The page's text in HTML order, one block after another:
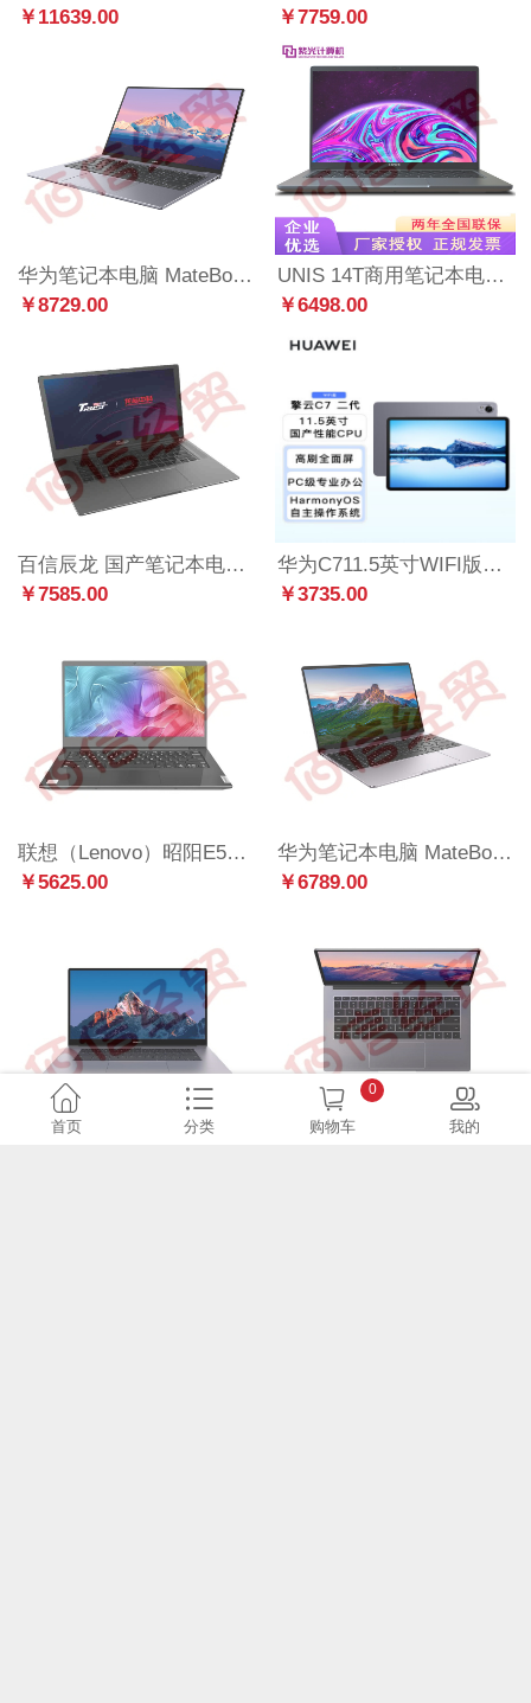
￥11639.00
￥7759.00
华为笔记本电脑 MateBook B5-430 14英寸轻薄本 (i7-1165G7 16G 512G) 深空灰
￥8729.00
UNIS 14T商用笔记本电脑学生网课商用办公 单手开合设计 低蓝光屏 标配 i7-16G-512G SSD
￥6498.00
百信辰龙 国产笔记本电脑TC21K-F30（龙芯 3A4000 // 8G/256G SSD DVD-RW/ 集成显卡 15.6英寸）
￥7585.00
华为C711.5英寸WIFI版8GB+256GB
￥3735.00
联想（Lenovo）昭阳E5-I5-1155G7/8G/512G/集成显卡/win10/15.6英寸
￥5625.00
华为笔记本电脑 MateBook B5-330 13英寸轻薄本(i5-1135G7 16G 512G)WIN11 HOME 深空灰
￥6789.00
首页 分类 购物车
0
我的